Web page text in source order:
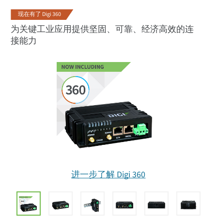
现在有了 Digi 360
为关键工业应用提供坚固、可靠、经济高效的连
接能力
进一步了解 Digi 360